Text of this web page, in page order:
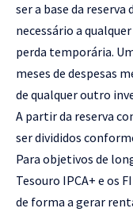
ser a base da
necessário a
perda temporária.
meses de despesas
de qualquer outro
A partir da reserva
ser divididos
Para objetivos de
Tesouro IPCA+ e os
de forma a gerar